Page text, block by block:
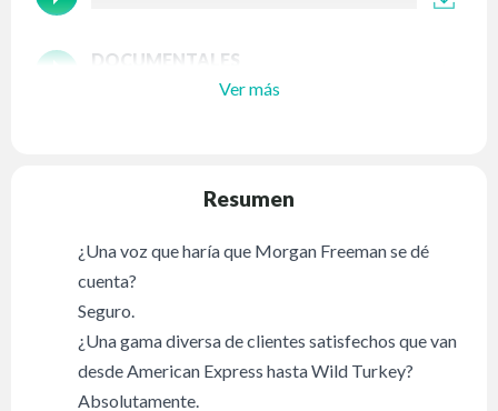
DOCUMENTALES
Ver más
Resumen
¿Una voz que haría que Morgan Freeman se dé
cuenta?
Seguro.
¿Una gama diversa de clientes satisfechos que van
desde American Express hasta Wild Turkey?
Absolutamente.